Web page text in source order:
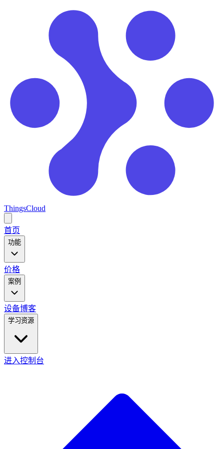
ThingsCloud
main
menu
首页
功能
价格
案例
设备博客
学习资源
进入控制台